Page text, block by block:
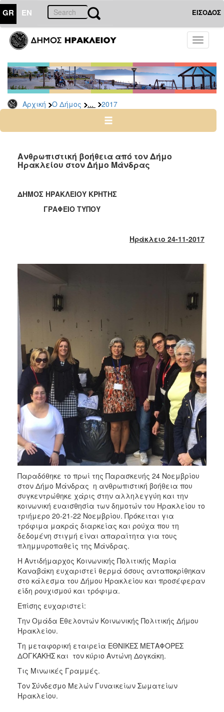
GR EN ΕΙΣΟΔΟΣ
Toggle
Αρχική Ο Δήμος ... 2017
ΔΗΜΟΣ
Δελτία
Τύπου
Αρχείο
2026
2024
2022
2020
2019
2015
2012
2010
2006
ΤΟΠΟΣ
ΠΟΛΙΤΙΣΜΟΣ
ΑΝΘΕΚΤΙΚΗ
ΠΟΛΗ
Ανθρωπιστική βοήθεια από τον Δήμο
Ηρακλείου στον Δήμο Μάνδρας
ΔΗΜΟΣ ΗΡΑΚΛΕΙΟΥ ΚΡΗΤΗΣ
ΓΡΑΦΕΙΟ ΤΥΠΟΥ
Ηράκλειο 24-11-2017
Παραδόθηκε το πρωί της Παρασκευής 24 Νοεμβρίου
στον Δήμο Μάνδρας η ανθρωπιστική βοήθεια που
συγκεντρώθηκε χάρις στην αλληλεγγύη και την
κοινωνική ευαισθησία των δημοτών του Ηρακλείου το
τριήμερο 20-21-22 Νοεμβρίου. Πρόκειται για
τρόφιμα μακράς διαρκείας και ρούχα που τη
δεδομένη στιγμή είναι απαραίτητα για τους
πλημμυροπαθείς της Μάνδρας.
Η Αντιδήμαρχος Κοινωνικής Πολιτικής Μαρία
Καναβάκη ευχαριστεί θερμά όσους ανταποκρίθηκαν
στο κάλεσμα του Δήμου Ηρακλείου και προσέφεραν
είδη ρουχισμού και τρόφιμα.
Επίσης ευχαριστεί:
Την Ομάδα Εθελοντών Κοινωνικής Πολιτικής Δήμου
Ηρακλείου.
Τη μεταφορική εταιρεία ΕΘΝΙΚΕΣ ΜΕΤΑΦΟΡΕΣ
ΔΟΓΚΑΚΗΣ και τον κύριο Αντώνη Δογκάκη.
Τις Μινωικές Γραμμές.
Τον Σύνδεσμο Μελών Γυναικείων Σωματείων
Ηρακλείου.